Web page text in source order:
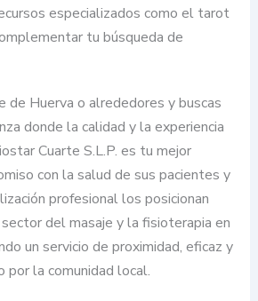
especializados como el tarot
tu búsqueda de
de Huerva o alrededores y buscas
donde la calidad y la experiencia
Cuarte S.L.P. es tu mejor
con la salud de sus pacientes y
profesional los posicionan
del masaje y la fisioterapia en
un servicio de proximidad, eficaz y
la comunidad local.